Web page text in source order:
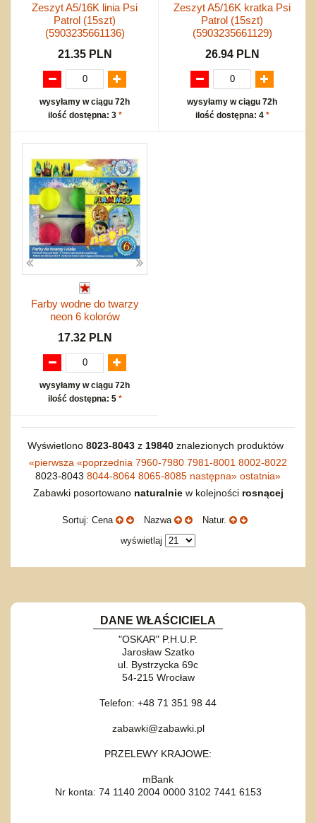
Zeszyt A5/16K linia Psi
Patrol (15szt)
(5903235661136)
21.35 PLN
wysyłamy w ciągu 72h
ilość dostępna: 3 *
Zeszyt A5/16K kratka Psi
Patrol (15szt)
(5903235661129)
26.94 PLN
wysyłamy w ciągu 72h
ilość dostępna: 4 *
Farby wodne do twarzy
neon 6 kolorów
17.32 PLN
wysyłamy w ciągu 72h
ilość dostępna: 5 *
Wyświetlono 8023-8043z 19840znalezionych produktów
«pierwsza «poprzednia 7960-7980 7981-8001 8002-8022
8023-8043 8044-8064 8065-8085 następna» ostatnia»
Zabawki posortowano naturalniew kolejności rosnącej
Sortuj: Cena Nazwa
Natur.
wyświetlaj
DANE WŁAŚCICIELA
"OSKAR" P.H.U.P.
Jarosław Szatko
ul. Bystrzycka 69c
54-215 Wrocław
Telefon: +48 71 351 98 44
zabawki@zabawki.pl
PRZELEWY KRAJOWE:
mBank
Nr konta: 74 1140 2004 0000 3102 7441 6153